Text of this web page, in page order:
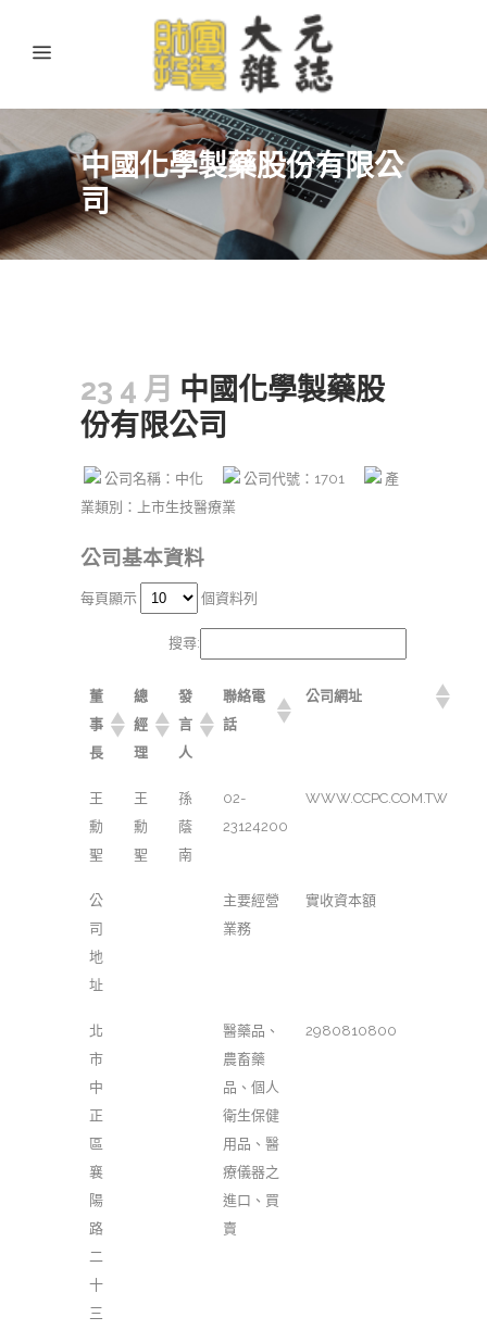
中國化學製藥股份有限公
司
23 4 月 中國化學製藥股
份有限公司
公司名稱：中化 公司代號：1701
產
業類別：上市生技醫療業
公司基本資料
每頁顯示 個資料列
搜尋:
董
事
長
總
經
理
發
言
人
聯絡電
話
公司網址
王
勳
聖
王
勳
聖
孫
蔭
南
02-
23124200
WWW.CCPC.COM.TW
公
司
地
址
主要經營
業務
實收資本額
北
市
中
正
區
襄
陽
路
二
十
三
醫藥品、
農畜藥
品、個人
衛生保健
用品、醫
療儀器之
進口、買
賣
2980810800